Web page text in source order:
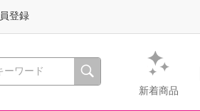
る、瞬間を。通販・テレビショッピングのショップチャンネル
新着商品
登録